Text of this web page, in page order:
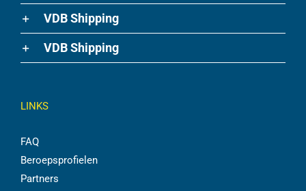
VDB Shipping
VDB Shipping
LINKS
FAQ
Beroepsprofielen
Partners